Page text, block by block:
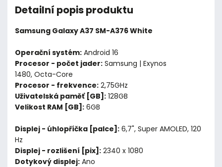
Detailní popis produktu
Samsung Galaxy A37 SM-A376 White
Operační systém: Android 16
Procesor - počet jader: Samsung | Exynos
1480, Octa-Core
Procesor - frekvence: 2,75GHz
Uživatelská paměť [GB]: 128GB
Velikost RAM [GB]: 6GB
Displej - úhlopříčka [palce]: 6,7", Super AMOLED, 120
Hz
Displej - rozlišení [pix]: 2340 x 1080
Dotykový displej: Ano